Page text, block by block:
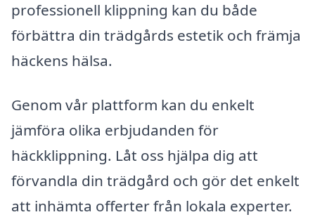
professionell klippning kan du både
förbättra din trädgårds estetik och främja
häckens hälsa.
Genom vår plattform kan du enkelt
jämföra olika erbjudanden för
häckklippning. Låt oss hjälpa dig att
förvandla din trädgård och gör det enkelt
att inhämta offerter från lokala experter.